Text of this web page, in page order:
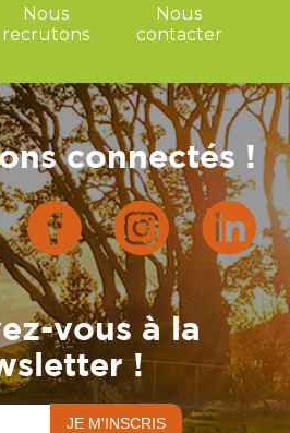
connectés !
vous à la
!
Nous
recrutons
Nous
contacter